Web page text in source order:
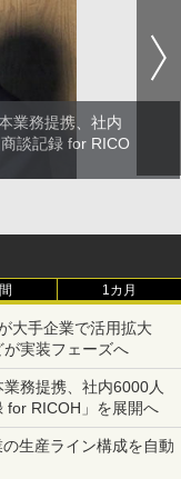
業務提携、社内
談記録 for RICO
1カ月
大手企業で活用拡大
実装フェーズへ
務提携、社内6000人
for RICOH」を展開へ
生産ライン構成を自動